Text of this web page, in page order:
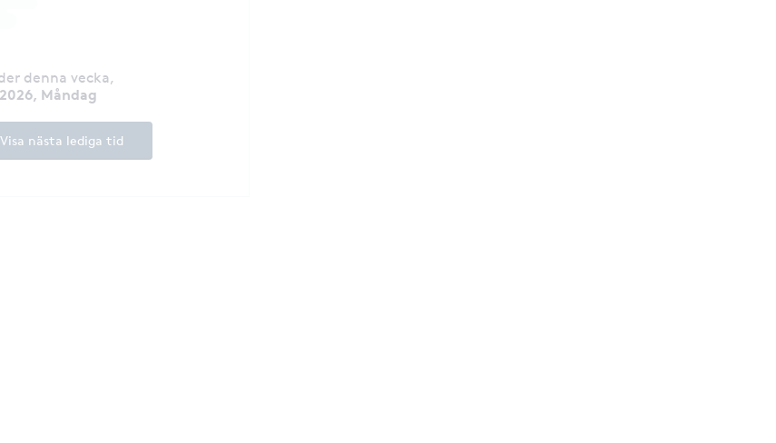
denna vecka,
Måndag
Visa nästa lediga tid